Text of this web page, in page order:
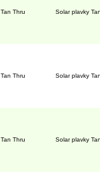
Tan Thru Solar plavky
Tan Thru Solar plavky
Tan Thru Solar plavky